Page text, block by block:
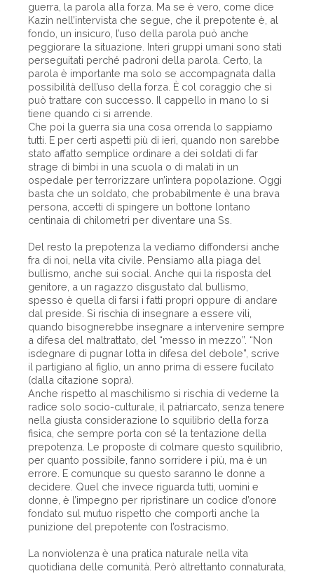
guerra, la parola alla forza. Ma se è vero, come dice
Kazin nell’intervista che segue, che il prepotente è, al
fondo, un insicuro, l’uso della parola può anche
peggiorare la situazione. Interi gruppi umani sono stati
perseguitati perché padroni della parola. Certo, la
parola è importante ma solo se accompagnata dalla
possibilità dell’uso della forza. È col coraggio che si
può trattare con successo. Il cappello in mano lo si
tiene quando ci si arrende.
Che poi la guerra sia una cosa orrenda lo sappiamo
tutti. E per certi aspetti più di ieri, quando non sarebbe
stato affatto semplice ordinare a dei soldati di far
strage di bimbi in una scuola o di malati in un
ospedale per terrorizzare un’intera popolazione. Oggi
basta che un soldato, che probabilmente è una brava
persona, accetti di spingere un bottone lontano
centinaia di chilometri per diventare una Ss.
Del resto la prepotenza la vediamo diffondersi anche
fra di noi, nella vita civile. Pensiamo alla piaga del
bullismo, anche sui social. Anche qui la risposta del
genitore, a un ragazzo disgustato dal bullismo,
spesso è quella di farsi i fatti propri oppure di andare
dal preside. Si rischia di insegnare a essere vili,
quando bisognerebbe insegnare a intervenire sempre
a difesa del maltrattato, del “messo in mezzo”. “Non
isdegnare di pugnar lotta in difesa del debole”, scrive
il partigiano al figlio, un anno prima di essere fucilato
(dalla citazione sopra).
Anche rispetto al maschilismo si rischia di vederne la
radice solo socio-culturale, il patriarcato, senza tenere
nella giusta considerazione lo squilibrio della forza
fisica, che sempre porta con sé la tentazione della
prepotenza. Le proposte di colmare questo squilibrio,
per quanto possibile, fanno sorridere i più, ma è un
errore. E comunque su questo saranno le donne a
decidere. Quel che invece riguarda tutti, uomini e
donne, è l’impegno per ripristinare un codice d’onore
fondato sul mutuo rispetto che comporti anche la
punizione del prepotente con l’ostracismo.
La nonviolenza è una pratica naturale nella vita
quotidiana delle comunità. Però altrettanto connaturata,